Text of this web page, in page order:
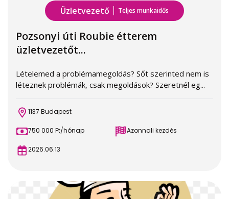
Üzletvezető Teljes munkaidős
Pozsonyi úti Roubie étterem
üzletvezetőt...
Lételemed a problémamegoldás? Sőt szerinted nem is
léteznek problémák, csak megoldások? Szeretnél eg...
1137 Budapest
750 000 Ft/hónap Azonnali kezdés
2026.06.13